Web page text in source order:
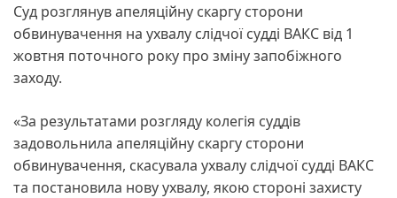
Суд розглянув апеляційну скаргу сторони
обвинувачення на ухвалу слідчої судді ВАКС від 1
жовтня поточного року про зміну запобіжного
заходу.
«За результатами розгляду колегія суддів
задовольнила апеляційну скаргу сторони
обвинувачення, скасувала ухвалу слідчої судді ВАКС
та постановила нову ухвалу, якою стороні захисту